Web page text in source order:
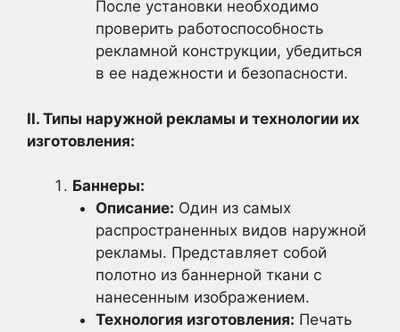
После установки необходимо
проверить работоспособность
рекламной конструкции, убедиться
в ее надежности и безопасности.
II. Типы наружной рекламы и технологии их
изготовления:
Баннеры:
Описание: Один из самых
распространенных видов наружной
рекламы. Представляет собой
полотно из баннерной ткани с
нанесенным изображением.
Технология изготовления: Печать